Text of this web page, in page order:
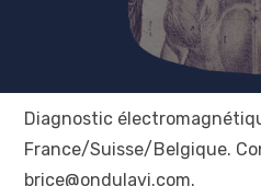
Diagnostic
France/Suisse/Belgique.
brice@ondulavi.com.